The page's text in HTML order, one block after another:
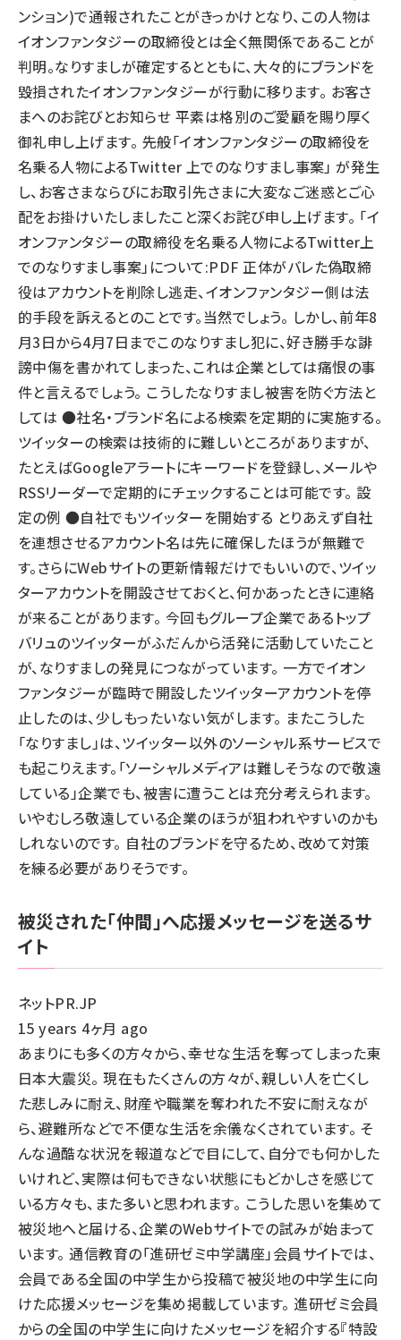
ンション)で通報されたことがきっかけとなり、この人物は
イオンファンタジーの取締役とは全く無関係であることが
判明。なりすましが確定するとともに、大々的にブランドを
毀損されたイオンファンタジーが行動に移ります。 お客さ
まへのお詫びとお知らせ 平素は格別のご愛顧を賜り厚く
御礼申し上げます。 先般「イオンファンタジーの取締役を
名乗る人物によるTwitter 上でのなりすまし事案」 が発生
し、お客さまならびにお取引先さまに大変なご迷惑とご心
配をお掛けいたしましたこと深くお詫び申し上げます。 「イ
オンファンタジーの取締役を名乗る人物によるTwitter上
でのなりすまし事案」について:PDF 正体がバレた偽取締
役はアカウントを削除し逃走、イオンファンタジー側は法
的手段を訴えるとのことです。当然でしょう。 しかし、前年8
月3日から4月7日までこのなりすまし犯に、好き勝手な誹
謗中傷を書かれてしまった、これは企業としては痛恨の事
件と言えるでしょう。 こうしたなりすまし被害を防ぐ方法と
しては ●社名・ブランド名による検索を定期的に実施する。
ツイッターの検索は技術的に難しいところがありますが、
たとえばGoogleアラートにキーワードを登録し、メールや
RSSリーダーで定期的にチェックすることは可能です。 設
定の例 ●自社でもツイッターを開始する とりあえず自社
を連想させるアカウント名は先に確保したほうが無難で
す。さらにWebサイトの更新情報だけでもいいので、ツイッ
ターアカウントを開設させておくと、何かあったときに連絡
が来ることがあります。 今回もグループ企業であるトップ
バリュのツイッターがふだんから活発に活動していたこと
が、なりすましの発見につながっています。 一方でイオン
ファンタジーが臨時で開設したツイッターアカウントを停
止したのは、少しもったいない気がします。 またこうした
「なりすまし」は、ツイッター以外のソーシャル系サービスで
も起こりえます。「ソーシャルメディアは難しそうなので敬遠
している」企業でも、被害に遭うことは充分考えられます。
いやむしろ敬遠している企業のほうが狙われやすいのかも
しれないのです。 自社のブランドを守るため、改めて対策
を練る必要がありそうです。
被災された「仲間」へ応援メッセージを送るサ
イト
ネットPR.JP
15 years 4ヶ月 ago
あまりにも多くの方々から、幸せな生活を奪ってしまった東
日本大震災。 現在もたくさんの方々が、親しい人を亡くし
た悲しみに耐え、財産や職業を奪われた不安に耐えなが
ら、避難所などで不便な生活を余儀なくされています。 そ
んな過酷な状況を報道などで目にして、自分でも何かした
いけれど、実際は何もできない状態にもどかしさを感じて
いる方々も、また多いと思われます。 こうした思いを集めて
被災地へと届ける、企業のWebサイトでの試みが始まって
います。 通信教育の「進研ゼミ中学講座」会員サイトでは、
会員である全国の中学生から投稿で被災地の中学生に向
けた応援メッセージを集め掲載しています。 進研ゼミ会員
からの全国の中学生に向けたメッセージを紹介する『特設